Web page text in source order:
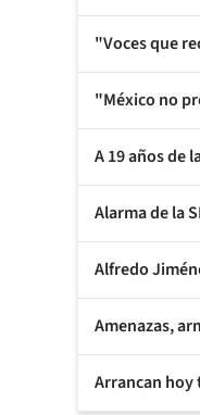
"Voces que
"México no
A 19 años de
Alarma de la
Alfredo
Amenazas,
Arrancan hoy